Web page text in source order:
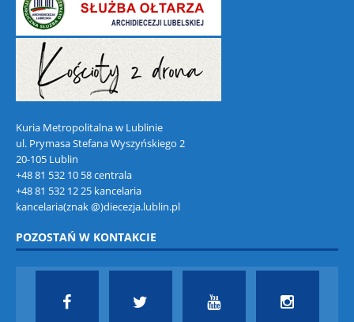
Kuria Metropolitalna w Lublinie
ul. Prymasa Stefana Wyszyńskiego 2
20-105 Lublin
+48 81 532 10 58 centrala
+48 81 532 12 25 kancelaria
kancelaria(znak @)diecezja.lublin.pl
POZOSTAŃ W KONTAKCIE